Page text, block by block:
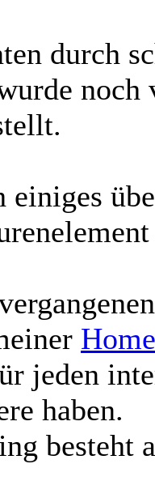
durch
noch
einiges
jeden
haben.
besteht